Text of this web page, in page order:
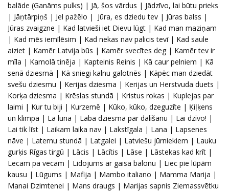
balāde (Ganāms pulks) | Jā, šos vārdus | Jādzīvo, lai būtu prieks
| Jāņtārpiņš | Jel pažēlo | Jūra, es dziedu tev | Jūras balss |
Jūras zvaigzne | Kad latvieši iet Dievu lūgt | Kad man maziņam
| Kad mēs iemīlēsim | Kad nekas nav palicis tevī | Kad saule
aiziet | Kamēr Latvija būs | Kamēr svecītes deg | Kamēr tev ir
mīla | Kamolā tinēja | Kapteinis Reinis | Kā caur pelniem | Kā
senā dziesmā | Kā sniegi kalnu galotnēs | Kāpēc man dziedāt
svešu dziesmu | Kerijas dziesma | Kerijas un Herstvuda duets |
Korķa dziesma | Krēslas stundā | Kristus rokas | Kuplejas par
laimi | Kur tu biji | Kurzemē | Kūko, kūko, dzeguzīte | Ķiļķens
un klimpa | La luna | Laba dziesma par dalīšanu | Lai dzīvo! |
Lai tik līst | Laikam laika nav | Lakstīgala | Lana | Lapsenes
nāve | Laternu stundā | Latgalei | Latviešu jūrniekiem | Lauku
gurķis Rīgas tirgū | Lācis | Lācītis | Lāse | Lāstekas kad krīt |
Lecam pa vecam | Lidojums ar gaisa balonu | Liec pie lūpām
kausu | Lūgums | Mafija | Mambo italiano | Mamma Marija |
Manai Dzimtenei | Mans draugs | Marijas sapnis Ziemassvētku